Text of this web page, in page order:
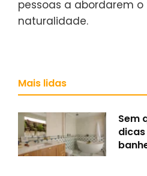
pessoas a abordarem
naturalidade.
Mais lidas
Sem